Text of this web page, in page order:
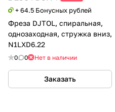
+ 64.5 Бонусных рублей
Фреза DJTOL, спиральная,
однозаходная, стружка вниз,
N1LXD6.22
0 0 Нет в наличии
Заказать